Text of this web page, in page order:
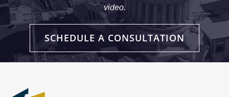
video.
SCHEDULE A CONSULTATION